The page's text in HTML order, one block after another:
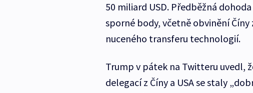
50 miliard USD. Předběžná
sporné body, včetně obvinění
nuceného transferu technologií.
Trump v pátek na Twitteru uvedl,
delegací z Číny a USA se staly